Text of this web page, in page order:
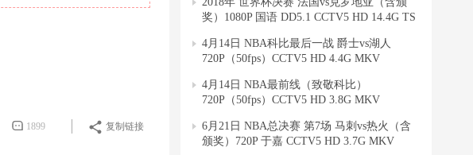
1899 复制链接
奖）1080P 国语 DD5.1 CCTV5 HD 14.4G TS
4月14日 NBA科比最后一战 爵士vs湖人
720P（50fps）CCTV5 HD 4.4G MKV
4月14日 NBA最前线（致敬科比）
720P（50fps）CCTV5 HD 3.8G MKV
6月21日 NBA总决赛 第7场 马刺vs热火（含
颁奖）720P 于嘉 CCTV5 HD 3.7G MKV